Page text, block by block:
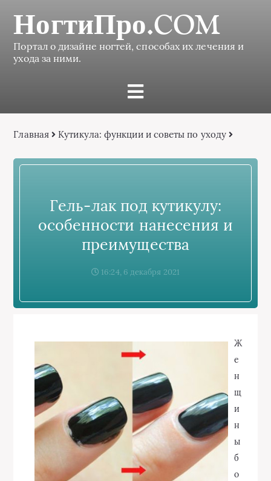
НогтиПро.COM
Портал о дизайне ногтей, способах их лечения и
ухода за ними.
Главная Кутикула: функции и советы по уходу
Гель-лак под кутикулу:
особенности нанесения и
преимущества
16:24, 6 декабря 2021
Ж
е
н
щ
и
н
ы
б
о